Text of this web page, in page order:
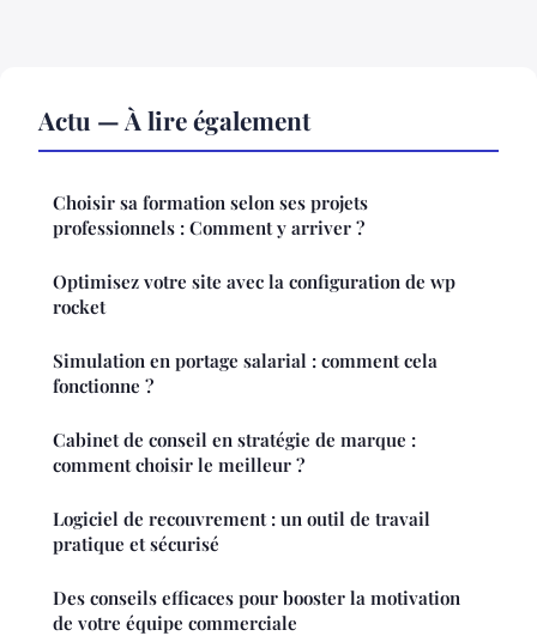
Actu — À lire également
Choisir sa formation selon ses projets
professionnels : Comment y arriver ?
Optimisez votre site avec la configuration de wp
rocket
Simulation en portage salarial : comment cela
fonctionne ?
Cabinet de conseil en stratégie de marque :
comment choisir le meilleur ?
Logiciel de recouvrement : un outil de travail
pratique et sécurisé
Des conseils efficaces pour booster la motivation
de votre équipe commerciale